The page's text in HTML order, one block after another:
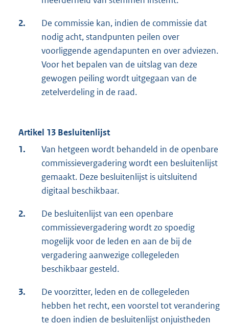
2.
De commissie kan, indien de commissie dat
nodig acht, standpunten peilen over
voorliggende agendapunten en over adviezen.
Voor het bepalen van de uitslag van deze
gewogen peiling wordt uitgegaan van de
zetelverdeling in de raad.
Artikel 13 Besluitenlijst
1.
Van hetgeen wordt behandeld in de openbare
commissievergadering wordt een besluitenlijst
gemaakt. Deze besluitenlijst is uitsluitend
digitaal beschikbaar.
2.
De besluitenlijst van een openbare
commissievergadering wordt zo spoedig
mogelijk voor de leden en aan de bij de
vergadering aanwezige collegeleden
beschikbaar gesteld.
3.
De voorzitter, leden en de collegeleden
hebben het recht, een voorstel tot verandering
te doen indien de besluitenlijst onjuistheden